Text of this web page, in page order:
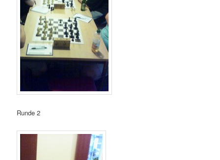
Runde 2